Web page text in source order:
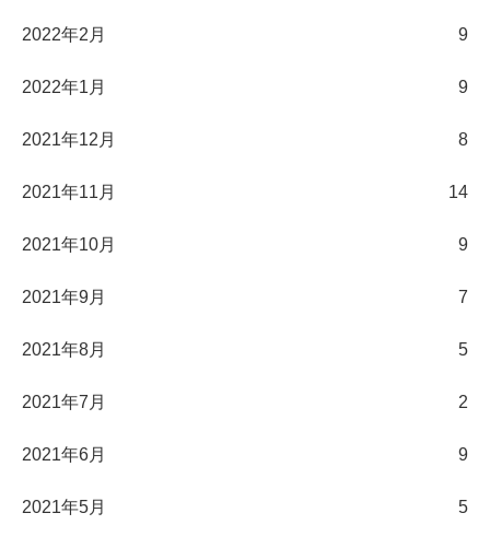
2022年2月 9
2022年1月 9
2021年12月 8
2021年11月 14
2021年10月 9
2021年9月 7
2021年8月 5
2021年7月 2
2021年6月 9
2021年5月 5